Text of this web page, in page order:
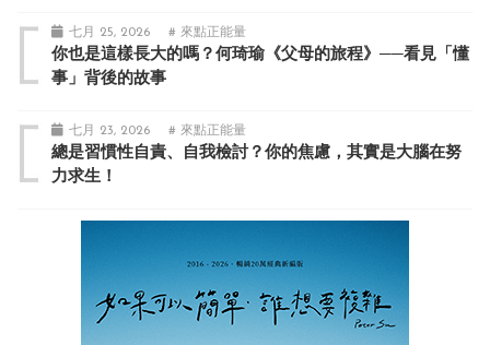
七月 25, 2026 # 來點正能量
你也是這樣長大的嗎？何琦瑜《父母的旅程》──看見「懂
事」背後的故事
七月 23, 2026 # 來點正能量
總是習慣性自責、自我檢討？你的焦慮，其實是大腦在努
力求生！